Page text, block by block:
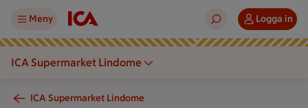
Meny Logga in
ICA Supermarket Lindome
ICA Supermarket Lindome